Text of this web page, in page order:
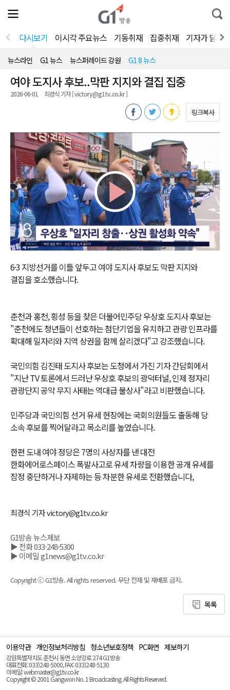
전
체
뉴
열
통
합
색
다시보기 이시각 주요뉴스 기동취재 집중취재 기자가 달려
뉴스라인 G1 뉴스 뉴스퍼레이드 강원 G1 8 뉴스
여야 도지사 후보..막판 지지와 결집 집중
2026-06-01 최경식 기자 [ victory@g1tv.co.kr ]
링크복사
Play
Video
6·3 지방선거를 이틀 앞두고 여야 도지사 후보도 막판 지지와
결집을 호소했습니다.
춘천과 홍천, 횡성 등을 찾은 더불어민주당 우상호 도지사 후보는
"춘천에도 청년들이 선호하는 첨단기업을 유치하고 관광 인프라를
확대해 일자리와 지역 상권을 함께 살리겠다"고 강조했습니다.
국민의힘 김진태 도지사 후보는 도청에서 가진 기자 간담회에서
"지난 TV 토론에서 드러난 우상호 후보의 광덕터널, 인제 정자리
관광단지 공약 무지 사태는 역대급 불상사"라고 비판했습니다.
민주당과 국민의힘 선거 유세 현장에는 국회의원들도 출동해 당
소속 후보를 찍어달라고 목소리를 높였습니다.
한편 도내 여야 정당은 7명의 사상자를 낸 대전
한화에어로스페이스 폭발사고로 유세 차량을 이용한 공개 유세를
잠정 중단하거나 자제하는 등 차분한 유세로 전환했습니다,
최경식 기자 victory@g1tv.co.kr
G1방송 뉴스제보
▶ 전화 033-248-5300
▶ 이메일 g1news@g1tv.co.kr
Copyright ⓒ G1방송. All rights reserved. 무단 전재 및 재배포 금지.
목록
이용약관 개인정보처리방침 청소년보호정책 PC화면 제보하기
강원특별자치도 춘천시 동면 소양강로 274 G1방송
대표전화: 033)248-5000, FAX: 033)248-5130
이메일: webmaster@g1tv.co.kr
Copyright © 2001 Gangwon No. 1 Broadcasting. All Rights Reserved.